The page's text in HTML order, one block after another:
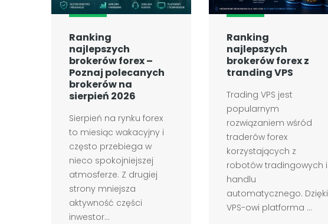
Ranking
najlepszych
brokerów forex –
Poznaj polecanych
brokerów na
sierpień 2026
Sierpień na rynku forex
to miesiąc wakacyjny i
często przebiega w
nieco spokojniejszej
atmosferze. Z drugiej
strony mniejsza
aktywność części
inwestor...
Ranking
najlepszych
brokerów forex z
tranding VPS
Trading VPS jest
popularnym
rozwiązaniem wśród
traderów forex
korzystających z
robotów tradingowych i
handlu
automatycznego. Dzięki
VPS-owi platforma ...